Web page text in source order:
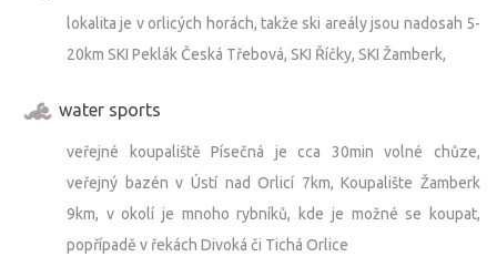
lokalita je v orlicých horách, takže ski areály jsou nadosah 5-
20km SKI Peklák Česká Třebová, SKI Říčky, SKI Žamberk,
water sports
veřejné koupaliště Písečná je cca 30min volné chůze,
veřejný bazén v Ústí nad Orlicí 7km, Koupalište Žamberk
9km, v okolí je mnoho rybníků, kde je možné se koupat,
popřípadě v řekách Divoká či Tichá Orlice